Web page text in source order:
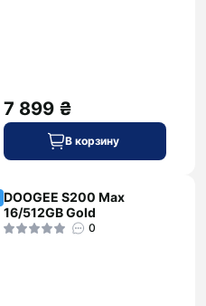
7 899 ₴
В корзину
DOOGEE S200 Max
16/512GB Gold
0